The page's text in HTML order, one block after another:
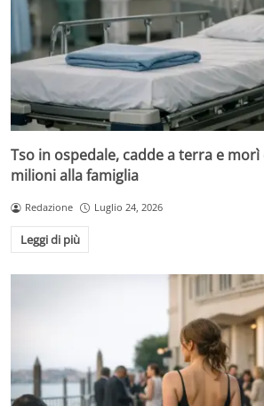
Tso in ospedale, cadde a terra e
milioni alla famiglia
Redazione Luglio 24, 2026
Leggi di più